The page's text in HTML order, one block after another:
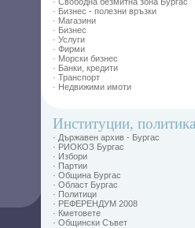
· Бизнес - полезни връзки
· Магазини
· Бизнес
· Услуги
· Фирми
· Морски бизнес
· Банки, кредити
· Транспорт
· Недвижими имоти
Институции, политика
· Държавен архив - Бургас
· РИОКОЗ Бургас
· Избори
· Партии
· Община Бургас
· Област Бургас
· Политици
· РЕФЕРЕНДУМ 2008
· Кметовете
· Общински Съвет